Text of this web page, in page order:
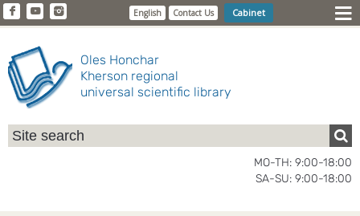
English Contact Us Cabinet
Oles Honchar
Kherson regional
universal scientific library
MO-TH: 9:00-18:00
SA-SU: 9:00-18:00